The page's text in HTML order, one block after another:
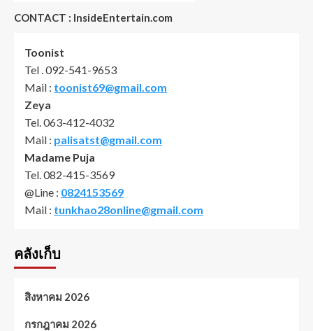
CONTACT : InsideEntertain.com
Toonist
Tel . 092-541-9653
Mail : toonist69@gmail.com
Zeya
Tel. 063-412-4032
Mail : palisatst@gmail.com
Madame Puja
Tel. 082-415-3569
@Line : 0824153569
Mail : tunkhao28online@gmail.com
คลังเก็บ
สิงหาคม 2026
กรกฎาคม 2026